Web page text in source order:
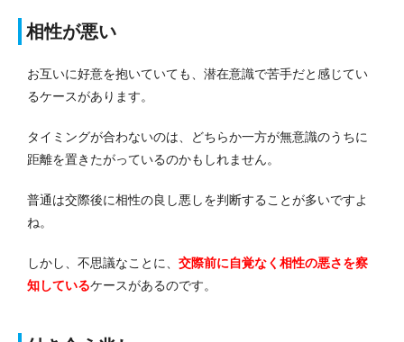
相性が悪い
お互いに好意を抱いていても、潜在意識で苦手だと感じてい
るケースがあります。
タイミングが合わないのは、どちらか一方が無意識のうちに
距離を置きたがっているのかもしれません。
普通は交際後に相性の良し悪しを判断することが多いですよ
ね。
しかし、不思議なことに、 交際前に自覚なく相性の悪さを察
知しているケースがあるのです。